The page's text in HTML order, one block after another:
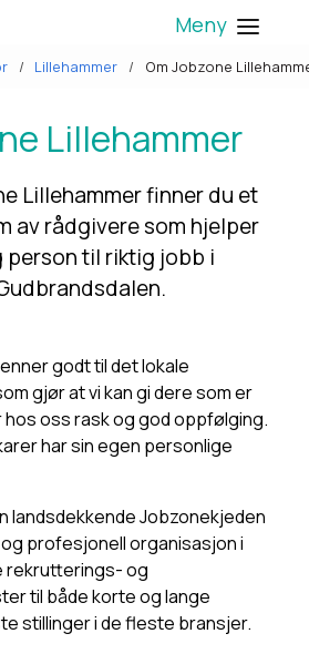
Meny
Lillehammer Om Jobzone
Lillehammer
Lillehammer finner du et
av rådgivere som hjelper
person til riktig jobb i
godt til det lokale
gjør at vi kan gi dere som er
hos oss rask og god oppfølging.
har sin egen personlige
landsdekkende Jobzonekjeden
profesjonell organisasjon i
rekrutterings- og
til både korte og lange
stillinger i de fleste bransjer.